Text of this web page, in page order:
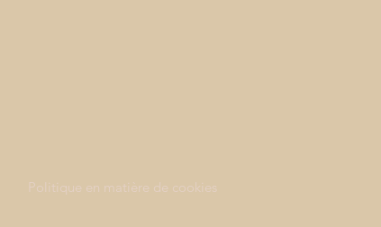
Politique en matière de cookies